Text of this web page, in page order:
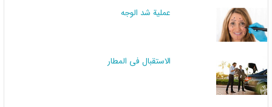
عملية شد الوجه
الاستقبال في المطار